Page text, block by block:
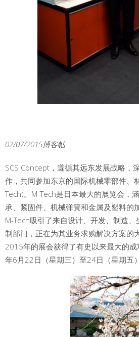
02/07/2015博客帖
SCS Concept，遵循其远东发展战略，
作，共同参加东京的国际机械零部件、
Tech)。M-Tech是日本最大的展览会，
承、紧固件、机械弹簧和金属及塑料的
M-Tech吸引了来自设计、开发、制造
制部门，正在为其业务求购解决方案的
2015年的展会获得了有史以来最大的
年6月22日（星期三）至24日（星期五